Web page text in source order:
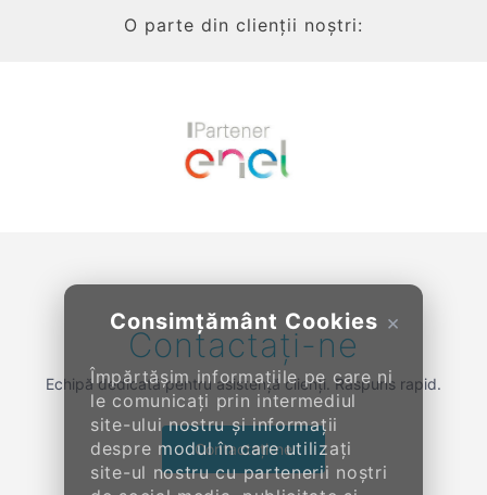
×
Consimțământ Cookies
Împărtășim informațiile pe care ni
le comunicați prin intermediul
site-ului nostru și informații
despre modul în care utilizați
site-ul nostru cu partenerii noștri
O parte din clienții noștri:
Contactați-ne
Echipă dedicată pentru asistență clienți. Răspuns rapid.
Contactați-ne